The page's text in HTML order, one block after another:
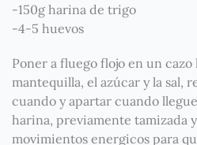
-150g harina de trigo
-4-5 huevos
Poner a fluego flojo en un cazo
mantequilla, el azúcar y la sal,
cuando y apartar cuando
harina, previamente tamizada
movimientos energicos para